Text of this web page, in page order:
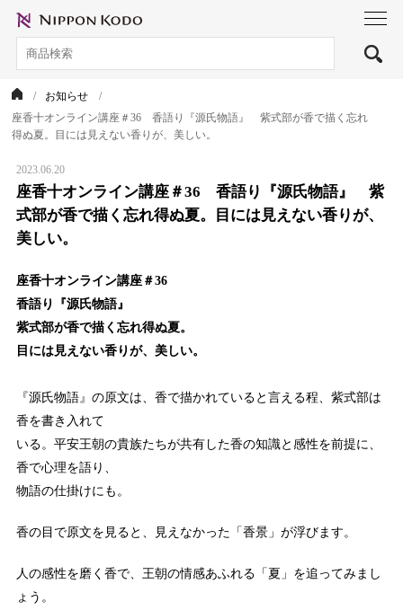
お知らせ
座香十オンライン講座＃36 香語り『源氏物語』 紫式部が香で描く忘れ
得ぬ夏。目には見えない香りが、美しい。
2023.06.20
座香十オンライン講座＃36 香語り『源氏物語』 紫
式部が香で描く忘れ得ぬ夏。目には見えない香りが、
美しい。
座香十オンライン講座＃36
香語り『源氏物語』
紫式部が香で描く忘れ得ぬ夏。
目には見えない香りが、美しい。
『源氏物語』の原文は、香で描かれていると言える程、紫式部は
香を書き入れて
いる。平安王朝の貴族たちが共有した香の知識と感性を前提に、
香で心理を語り、
物語の仕掛けにも。
香の目で原文を見ると、見えなかった「香景」が浮びます。
人の感性を磨く香で、王朝の情感あふれる「夏」を追ってみまし
ょう。